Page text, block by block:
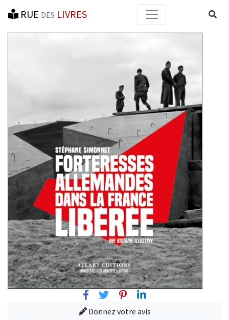
RUE DES LIVRES
FacebookTwitterPinterest
Linkedin
Donnez votre avis